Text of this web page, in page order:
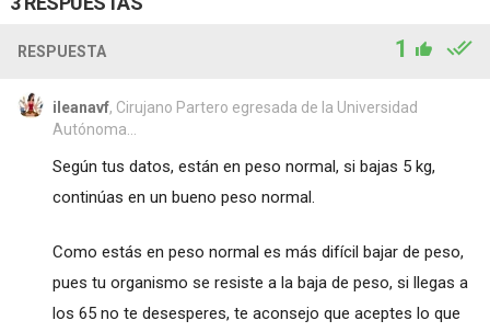
RESPUESTA 1
ileanavf, Cirujano Partero egresada de la Universidad
Autónoma...
Según tus datos, están en peso normal, si bajas 5 kg,
continúas en un bueno peso normal.
Como estás en peso normal es más difícil bajar de peso,
pues tu organismo se resiste a la baja de peso, si llegas a
los 65 no te desesperes, te aconsejo que aceptes lo que